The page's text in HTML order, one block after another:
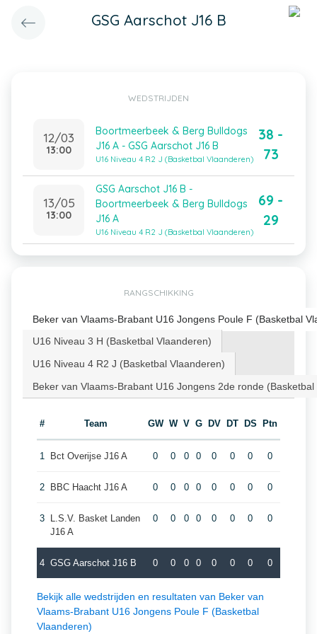
GSG Aarschot J16 B
WEDSTRIJDEN
12/03
13:00
Boortmeerbeek & Berg Bulldogs
J16 A - GSG Aarschot J16 B
U16 Niveau 4 R2 J (Basketbal Vlaanderen)
38 -
73
13/05
13:00
GSG Aarschot J16 B -
Boortmeerbeek & Berg Bulldogs
J16 A
U16 Niveau 4 R2 J (Basketbal Vlaanderen)
69 -
29
RANGSCHIKKING
Beker van Vlaams-Brabant U16 Jongens Poule F (Basketbal
U16 Niveau 3 H (Basketbal Vlaanderen)
U16 Niveau 4 R2 J (Basketbal Vlaanderen)
Beker van Vlaams-Brabant U16 Jongens 2de ronde
# Team GW W V G DV DT DS Ptn
1 Bct Overijse J16 A 0 0 0 0 0 0 0 0
2 BBC Haacht J16 A 0 0 0 0 0 0 0 0
3
L.S.V. Basket Landen
J16 A
0 0 0 0 0 0 0 0
4 GSG Aarschot J16 B 0 0 0 0 0 0 0 0
Bekijk alle wedstrijden en resultaten van Beker van
Vlaams-Brabant U16 Jongens Poule F (Basketbal
Vlaanderen)